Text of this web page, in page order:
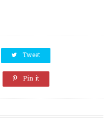
Tweet
Pin it